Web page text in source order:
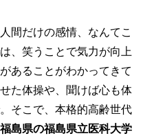
間だけの感情、なんてこ
、笑うことで気力が向上
あることがわかってきて
た体操や、聞けば心も体
そ­こで、本格的高齢世代
福島県の福島県立医科大学